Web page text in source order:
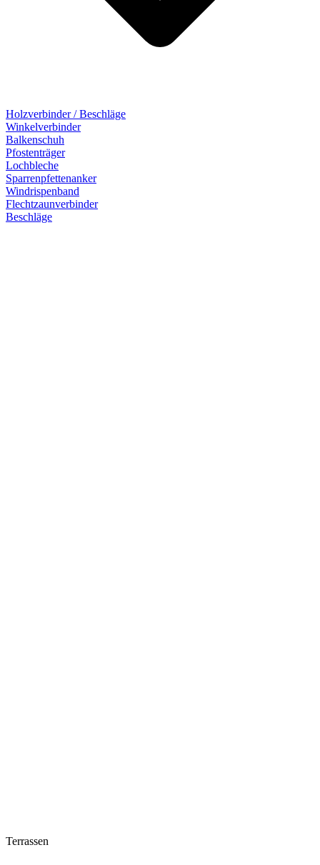
Holzverbinder / Beschläge
Winkelverbinder
Balkenschuh
Pfostenträger
Lochbleche
Sparrenpfettenanker
Windrispenband
Flechtzaunverbinder
Beschläge
Terrassen